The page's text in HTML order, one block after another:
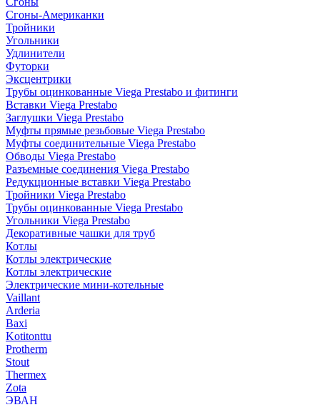
Сгоны-Американки
Тройники
Угольники
Удлинители
Футорки
Эксцентрики
Трубы оцинкованные Viega Prestabo и фитинги
Вставки Viega Prestabo
Заглушки Viega Prestabo
Муфты прямые резьбовые Viega Prestabo
Муфты соединительные Viega Prestabo
Обводы Viega Prestabo
Разъемные соединения Viega Prestabo
Редукционные вставки Viega Prestabo
Тройники Viega Prestabo
Трубы оцинкованные Viega Prestabo
Угольники Viega Prestabo
Декоративные чашки для труб
Котлы
Котлы электрические
Котлы электрические
Электрические мини-котельные
Vaillant
Arderia
Baxi
Kotitonttu
Protherm
Stout
Thermex
Zota
ЭВАН